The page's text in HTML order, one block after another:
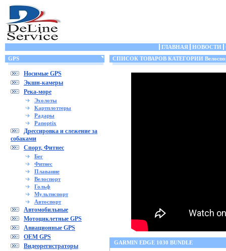
ГЛАВНАЯ НОВОСТИ
GPS
Носимые GPS
Экшн-камеры
Река-море
Эхолоты
Картплоттеры
Радары
Panoptix
Дрессировка и слежение за
собаками
Спорт, Фитнес
Бег
Фитнес
Плавание
Велоспорт
Гольф
Мультиспорт
Автоспорт
Автомобильные
Мотоциклетные GPS
Авиационные GPS
OEM GPS
Видеорегистраторы
СПИСОК ТОВАРОВ КАТЕГОРИИ
GARMIN EDGE 1030 BUNDLE